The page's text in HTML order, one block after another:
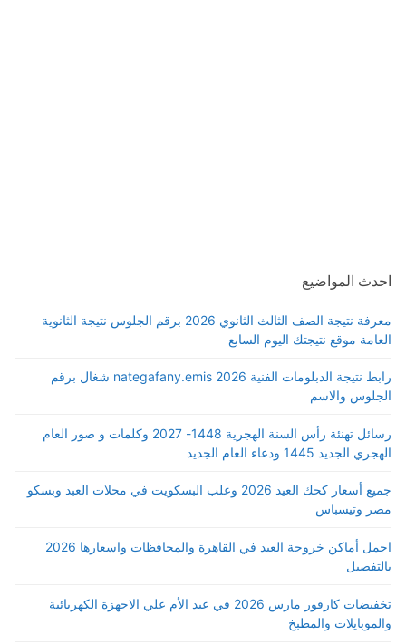
احدث المواضيع
معرفة نتيجة الصف الثالث الثانوي 2026 برقم الجلوس نتيجة الثانوية
العامة موقع نتيجتك اليوم السابع
رابط نتيجة الدبلومات الفنية 2026 nategafany.emis شغال برقم
الجلوس والاسم
رسائل تهنئة رأس السنة الهجرية 1448- 2027 وكلمات و صور العام
الهجري الجديد 1445 ودعاء العام الجديد
جميع أسعار كحك العيد 2026 وعلب البسكويت في محلات العبد وبسكو
مصر وتيسباس
اجمل أماكن خروجة العيد في القاهرة والمحافظات واسعارها 2026
بالتفصيل
تخفيضات كارفور مارس 2026 في عيد الأم علي الاجهزة الكهربائية
والموبايلات والمطبخ